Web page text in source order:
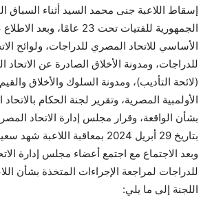
إسقاط اللاعبة جنى محمد السيد أثناء السباق
الجمهورية للفتيات تحت 23
الأساسي للاتحاد المصري للدراجات، ولوائح
للدراجات، ومدونة الأخلاق الصادرة عن الاتحاد
(لائحة التأديب)، ومدونة السلوك والأخلاق
الأولمبية المصرية، وتقرير لجنة الحكام
بشأن الواقعة، وقرار مجلس إدارة الاتحاد
بتاريخ 29 أبريل 2024 بمعاقبة
وبعد الاجتماع مع اجتمع أعضاء مجلس إدارة
للدراجات لمراجعة الإجراءات المتخذة بشأن
اللجنة إلى ما يلي: